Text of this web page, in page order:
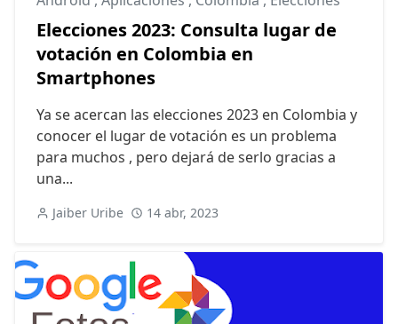
Elecciones 2023: Consulta lugar de
votación en Colombia en
Smartphones
Ya se acercan las elecciones 2023 en Colombia y
conocer el lugar de votación es un problema
para muchos , pero dejará de serlo gracias a
una...
Jaiber Uribe 14 abr, 2023